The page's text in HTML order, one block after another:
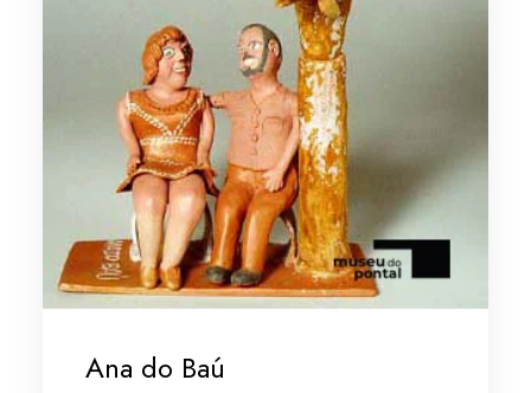
Ana do Baú